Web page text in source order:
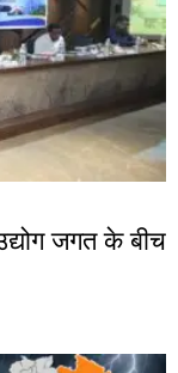
जगत के बीच